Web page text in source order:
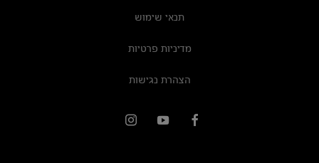
תנאי שימוש
מדיניות פרטיות
הצהרת נגישות